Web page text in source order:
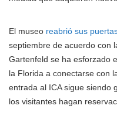
El museo reabrió sus
septiembre de acuerdo con
Gartenfeld se ha esforzado
la Florida a conectarse con
entrada al ICA sigue siendo
los visitantes hagan